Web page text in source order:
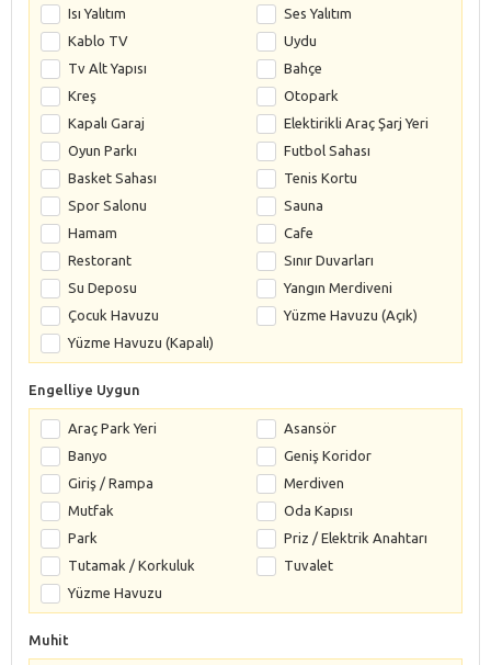
Isı Yalıtım
Ses Yalıtım
Kablo TV
Uydu
Tv Alt Yapısı
Bahçe
Kreş
Otopark
Kapalı Garaj
Elektirikli Araç Şarj Yeri
Oyun Parkı
Futbol Sahası
Basket Sahası
Tenis Kortu
Spor Salonu
Sauna
Hamam
Cafe
Restorant
Sınır Duvarları
Su Deposu
Yangın Merdiveni
Çocuk Havuzu
Yüzme Havuzu (Açık)
Yüzme Havuzu (Kapalı)
Engelliye Uygun
Araç Park Yeri
Asansör
Banyo
Geniş Koridor
Giriş / Rampa
Merdiven
Mutfak
Oda Kapısı
Park
Priz / Elektrik Anahtarı
Tutamak / Korkuluk
Tuvalet
Yüzme Havuzu
Muhit